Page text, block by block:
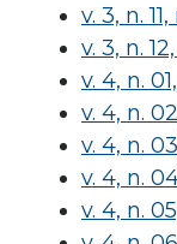
v. 3, n.
v. 3, n.
v. 4, n.
v. 4, n.
v. 4, n.
v. 4, n.
v. 4, n.